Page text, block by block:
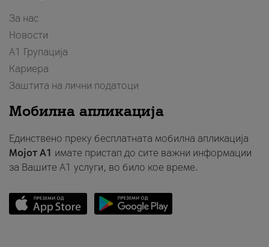
За нас
Новости
А1 Групација
Кариера
Заштита на лични податоци
Мобилна апликација
Единствено преку бесплатната мобилна апликација
Мојот A1 имате пристап до сите важни информации
за Вашите A1 услуги, во било кое време.